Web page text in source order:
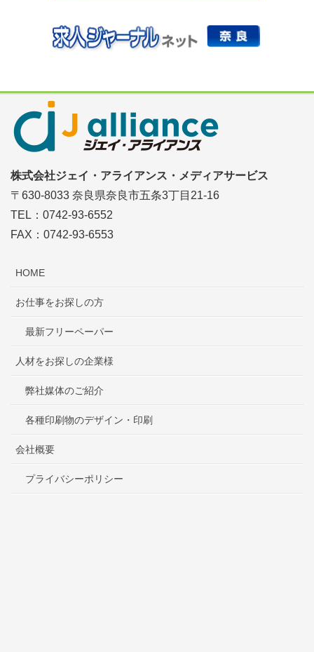
株式会社ジェイ・アライアンス・メディアサービス
〒630-8033 奈良県奈良市五条3丁目21-16
TEL：0742-93-6552
FAX：0742-93-6553
HOME
お仕事をお探しの方
最新フリーペーパー
人材をお探しの企業様
弊社媒体のご紹介
各種印刷物のデザイン・印刷
会社概要
プライバシーポリシー